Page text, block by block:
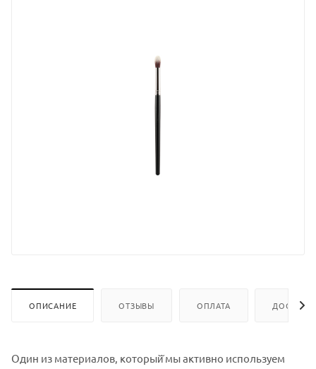
ОПИСАНИЕ ОТЗЫВЫ ОПЛАТА
Один из материалов, который̆ мы активно используем